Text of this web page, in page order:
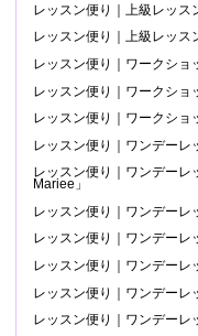
レッスン便り｜上級レッス
レッスン便り｜上級レッス
レッスン便り｜ワークショ
レッスン便り｜ワークショ
レッスン便り｜ワークショ
レッスン便り｜ワンデーレ
レッスン便り｜ワンデーレ
Mariee」
レッスン便り｜ワンデーレ
レッスン便り｜ワンデー
レッスン便り｜ワンデーレ
レッスン便り｜ワンデー
レッスン便り｜ワンデーレ